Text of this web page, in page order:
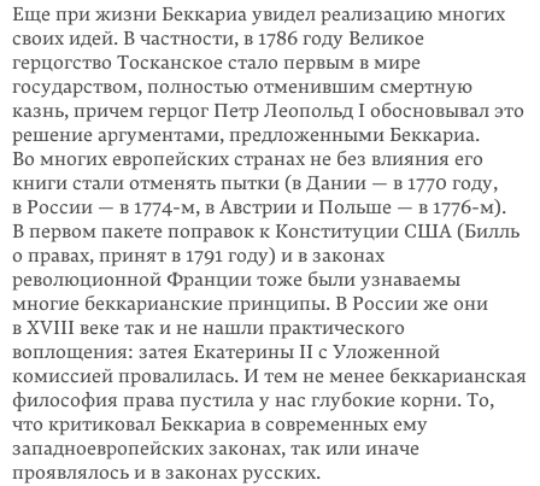
Еще при жизни Беккариа увидел реализацию многих
своих идей. В частности, в 1786 году Великое
герцогство Тосканское стало первым в мире
государством, полностью отменившим смертную
казнь, причем герцог Петр Леопольд I обосновывал это
решение аргументами, предложенными Беккариа.
Во многих европейских странах не без влияния его
книги стали отменять пытки (в Дании — в 1770 году,
в России — в 1774-м, в Австрии и Польше — в 1776-м).
В первом пакете поправок к Конституции США (Билль
о правах, принят в 1791 году) и в законах
революционной Франции тоже были узнаваемы
многие беккарианские принципы. В России же они
в XVIII веке так и не нашли практического
воплощения: затея Екатерины II с Уложенной
комиссией провалилась. И тем не менее беккарианская
философия права пустила у нас глубокие корни. То,
что критиковал Беккариа в современных ему
западноевропейских законах, так или иначе
проявлялось и в законах русских.